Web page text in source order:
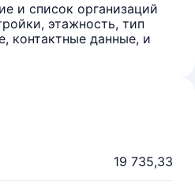
и список организаций
этажность, тип
контактные данные, и
19 735,33